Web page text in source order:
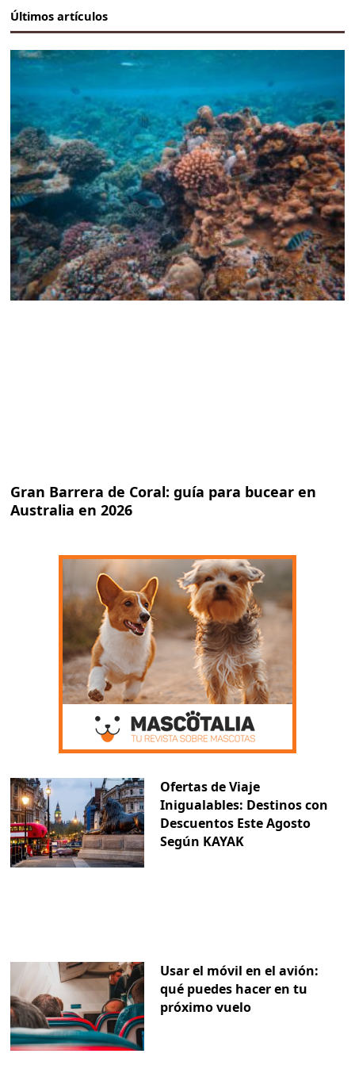
Últimos artículos
Gran Barrera de Coral: guía para bucear en
Australia en 2026
Ofertas de Viaje
Inigualables: Destinos con
Descuentos Este Agosto
Según KAYAK
Usar el móvil en el avión:
qué puedes hacer en tu
próximo vuelo